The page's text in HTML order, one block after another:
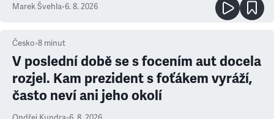
Marek Švehla•6. 8. 2026
Česko•8 minut
V poslední době se s focením aut docela
rozjel. Kam prezident s foťákem vyráží,
často neví ani jeho okolí